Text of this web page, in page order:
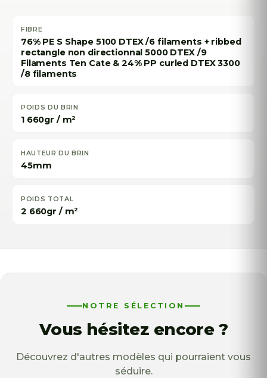
FIBRE
76% PE S Shape 5100 DTEX /6 filaments + ribbed
rectangle non directionnal 5000 DTEX /9
Filaments Ten Cate & 24% PP curled DTEX 3300
/8 filaments
POIDS DU BRIN
1 660gr / m²
HAUTEUR DU BRIN
45mm
POIDS TOTAL
2 660gr / m²
NOTRE SÉLECTION
Vous hésitez encore ?
Découvrez d'autres modèles qui pourraient vous
séduire.